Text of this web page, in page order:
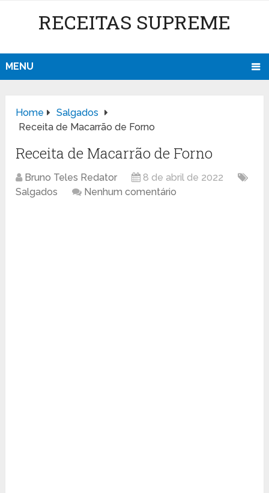
RECEITAS SUPREME
MENU
Home
Salgados
Receita de Macarrão de Forno
Receita de Macarrão de Forno
Bruno Teles Redator
8 de abril de 2022
Salgados
Nenhum comentário